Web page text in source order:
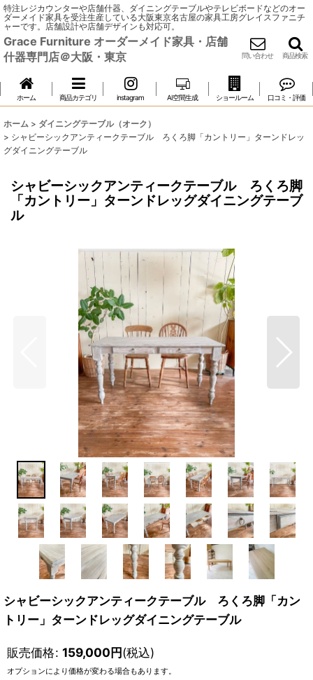
特注レジカウンターや店舗什器、ダイニングテーブルやテレビボードなどのオー
ダーメイド家具を受注生産している大阪東京名古屋の家具工房グレイスファニチ
ャーです。店舗設計や店舗デザインも対応可。
Grace Furniture オーダーメイド家具・店舗
什器専門店＠大阪・東京
問い合わせ 商品検索
ホーム 商品カテゴリ instagram AI空間生成 ショールーム 口コミ・評価
ホーム > ダイニングテーブル（オーク）
> シャビーシックアンティークテーブル ろくろ脚「カントリー」ターンドレッ
グダイニングテーブル
シャビーシックアンティークテーブル ろくろ脚
「カントリー」ターンドレッグダイニングテーブ
ル
シャビーシックアンティークテーブル ろくろ脚「カン
トリー」ターンドレッグダイニングテーブル
販売価格: 159,000円(税込)
オプションにより価格が変わる場合もあります。